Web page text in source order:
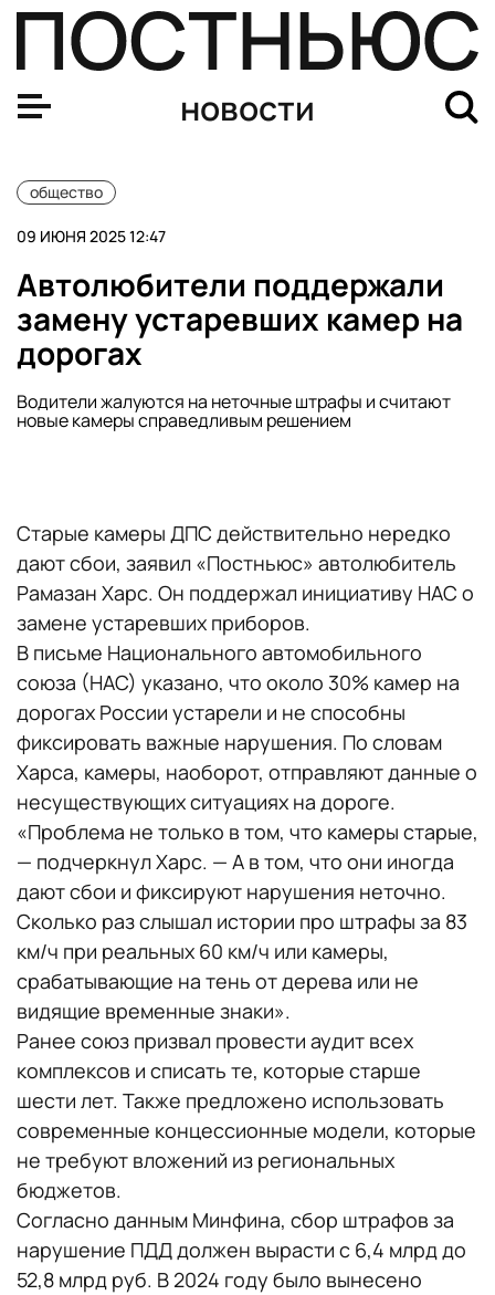
новости
общество
09 ИЮНЯ 2025 12:47
Автолюбители поддержали
замену устаревших камер на
дорогах
Водители жалуются на неточные штрафы и считают
новые камеры справедливым решением
Старые камеры ДПС действительно нередко
дают сбои, заявил «Постньюс» автолюбитель
Рамазан Харс. Он поддержал инициативу НАС о
замене устаревших приборов.
В письме Национального автомобильного
союза (НАС) указано, что около 30% камер на
дорогах России устарели и не способны
фиксировать важные нарушения. По словам
Харса, камеры, наоборот, отправляют данные о
несуществующих ситуациях на дороге.
«Проблема не только в том, что камеры старые,
— подчеркнул Харс. — А в том, что они иногда
дают сбои и фиксируют нарушения неточно.
Сколько раз слышал истории про штрафы за 83
км/ч при реальных 60 км/ч или камеры,
срабатывающие на тень от дерева или не
видящие временные знаки».
Ранее союз призвал провести аудит всех
комплексов и списать те, которые старше
шести лет. Также предложено использовать
современные концессионные модели, которые
не требуют вложений из региональных
бюджетов.
Согласно данным Минфина, сбор штрафов за
нарушение ПДД должен вырасти с 6,4 млрд до
52,8 млрд руб. В 2024 году было вынесено
Иркутские таможенники пресекли незаконный ввоз в